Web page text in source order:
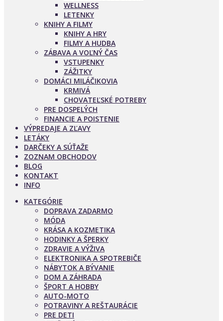
WELLNESS
LETENKY
KNIHY A FILMY
KNIHY A HRY
FILMY A HUDBA
ZÁBAVA A VOĽNÝ ČAS
VSTUPENKY
ZÁŽITKY
DOMÁCI MILÁČIKOVIA
KRMIVÁ
CHOVATEĽSKÉ POTREBY
PRE DOSPELÝCH
FINANCIE A POISTENIE
VÝPREDAJE A ZĽAVY
LETÁKY
DARČEKY A SÚŤAŽE
ZOZNAM OBCHODOV
BLOG
KONTAKT
INFO
KATEGÓRIE
DOPRAVA ZADARMO
MÓDA
KRÁSA A KOZMETIKA
HODINKY A ŠPERKY
ZDRAVIE A VÝŽIVA
ELEKTRONIKA A SPOTREBIČE
NÁBYTOK A BÝVANIE
DOM A ZÁHRADA
ŠPORT A HOBBY
AUTO-MOTO
POTRAVINY A REŠTAURÁCIE
PRE DETI